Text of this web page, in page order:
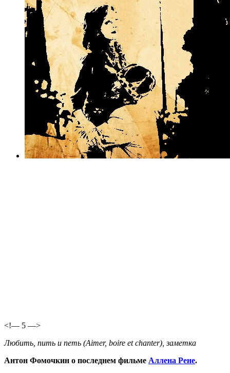
<!— 5 —>
Любить, пить и петь (Aimer, boire et chanter), заметка
Антон Фомочкин о последнем фильме Аллена Рене.